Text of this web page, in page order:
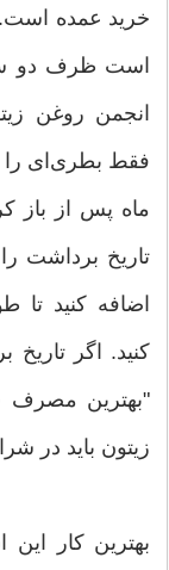
خرید عمده است.
است ظرف دو
انجمن روغن
فقط بطری‌ای را
ماه پس از باز
تاریخ برداشت
اضافه کنید
کنید. اگر
"بهترین مصرف
زیتون باید در
بهترین کار